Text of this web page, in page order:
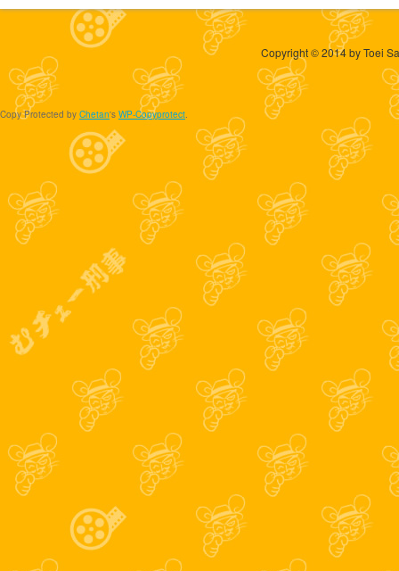
Copyright © 2014 by Toei
Copy Protected by Chetan's WP-Copyprotect.